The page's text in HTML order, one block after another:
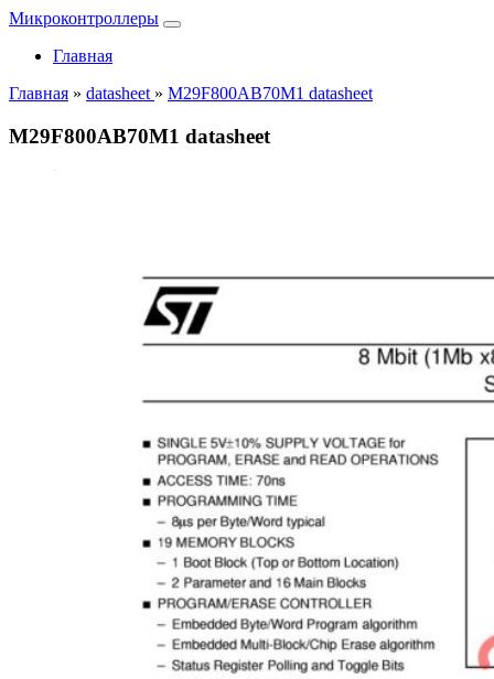
Микроконтроллеры
Главная
Главная » datasheet » M29F800AB70M1 datasheet
M29F800AB70M1 datasheet